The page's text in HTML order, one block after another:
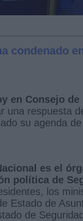
condenado
en Consejo
una respuesta
su agenda
es el
política de
los
Estado de
de